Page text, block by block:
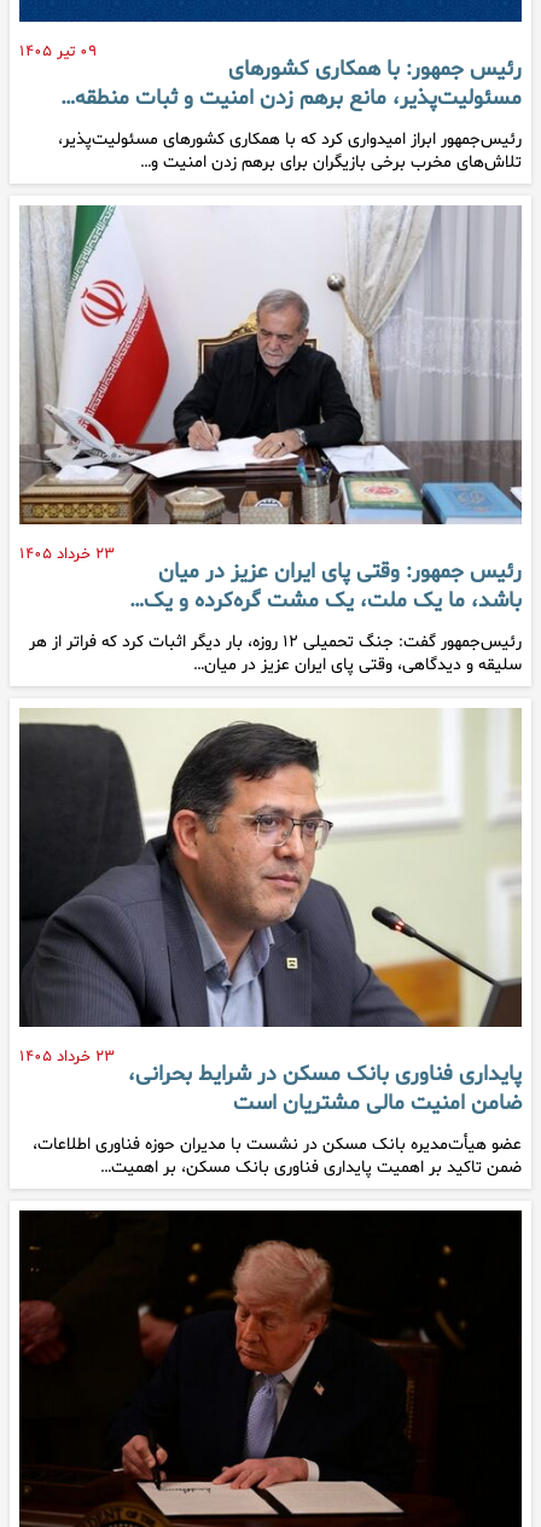
۰۹ تیر ۱۴۰۵
رئیس جمهور: با همکاری کشورهای
مسئولیت‌پذیر، مانع برهم زدن امنیت و ثبات منطقه…
رئیس‌جمهور ابراز امیدواری کرد که با همکاری کشورهای مسئولیت‌پذیر،
تلاش‌های مخرب برخی بازیگران برای برهم زدن امنیت و…
۲۳ خرداد ۱۴۰۵
رئیس جمهور: وقتی پای ایران عزیز در میان
باشد، ما یک ملت، یک مشت گره‌کرده و یک…
رئیس‌جمهور گفت: جنگ تحمیلی ۱۲ روزه، بار دیگر اثبات کرد که فراتر از هر
سلیقه و دیدگاهی، وقتی پای ایران عزیز در میان…
۲۳ خرداد ۱۴۰۵
پایداری فناوری بانک مسکن در شرایط بحرانی،
ضامن امنیت مالی مشتریان است
عضو هیأت‌مدیره بانک مسکن در نشست با مدیران حوزه فناوری اطلاعات،
ضمن تاکید بر اهمیت پایداری فناوری بانک مسکن، بر اهمیت…